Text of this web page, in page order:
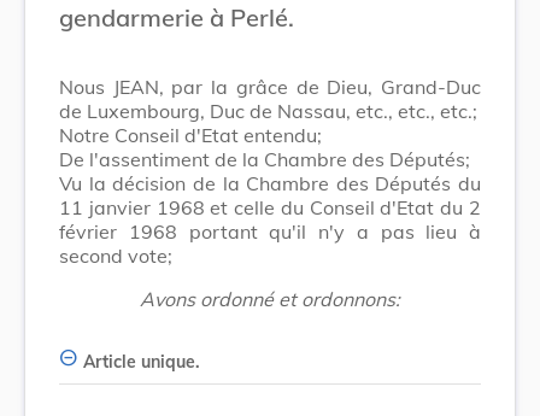
gendarmerie à Perlé.
Nous JEAN, par la grâce de Dieu, Grand-Duc
de Luxembourg, Duc de Nassau, etc., etc., etc.;
Notre Conseil d'Etat entendu;
De l'assentiment de la Chambre des Députés;
Vu la décision de la Chambre des Députés du
11 janvier 1968 et celle du Conseil d'Etat du 2
février 1968 portant qu'il n'y a pas lieu à
second vote;
Avons ordonné et ordonnons:
Article unique.